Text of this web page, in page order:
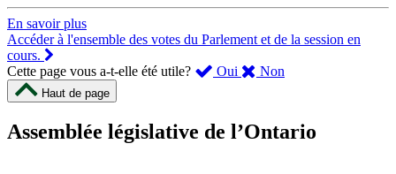
En savoir plus
Accéder à l'ensemble des votes du Parlement et de la session en
cours.
Cette page vous a-t-elle été utile?
Oui ,
été
Non
m’a
Haut de page
Assemblée législative de l’Ontario